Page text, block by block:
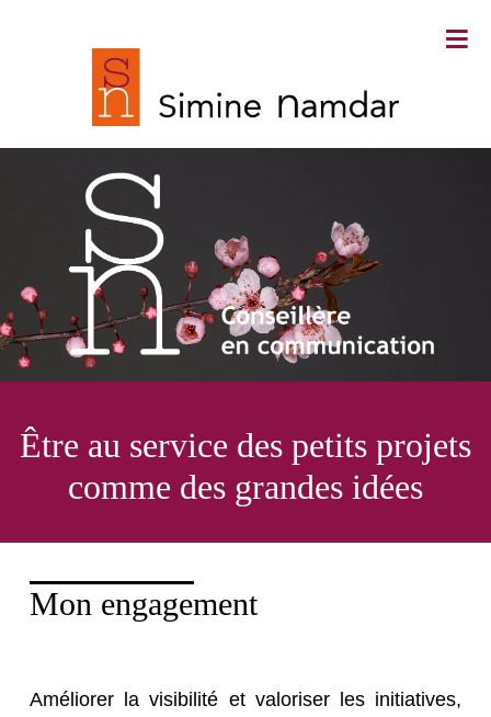
Simine Namdar ∙ Conseillère en
communication
Être au service des petits projets
comme des grandes idées
Mon engagement
Améliorer la visibilité et valoriser les initiatives,
≡